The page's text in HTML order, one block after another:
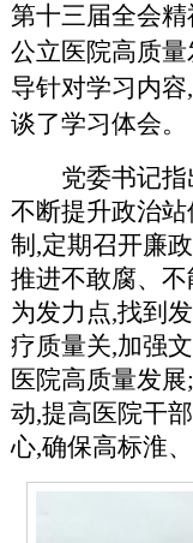
第十三届全会
公立医院高质
导针对学习内
谈了学习体会。
党委书记
不断提升政治
制,定期召开廉
推进不敢腐、
为发力点,找到
疗质量关,加强
医院高质量发
动,提高医院干
心,确保高标淮